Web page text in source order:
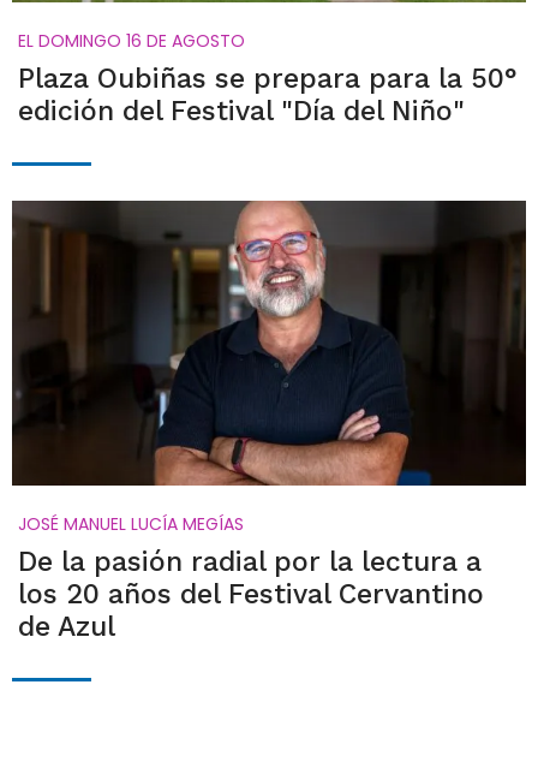
EL DOMINGO 16 DE AGOSTO
Plaza Oubiñas se prepara para la 50°
edición del Festival "Día del Niño"
JOSÉ MANUEL LUCÍA MEGÍAS
De la pasión radial por la lectura a
los 20 años del Festival Cervantino
de Azul